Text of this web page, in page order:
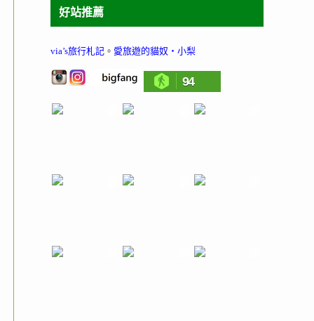
好站推薦
via’s旅行札記 。 愛旅遊的貓奴‧小梨
94